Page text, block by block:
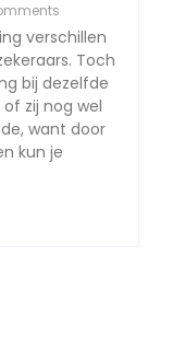
verschillen
Toch
bij dezelfde
zij nog wel
want door
kun je